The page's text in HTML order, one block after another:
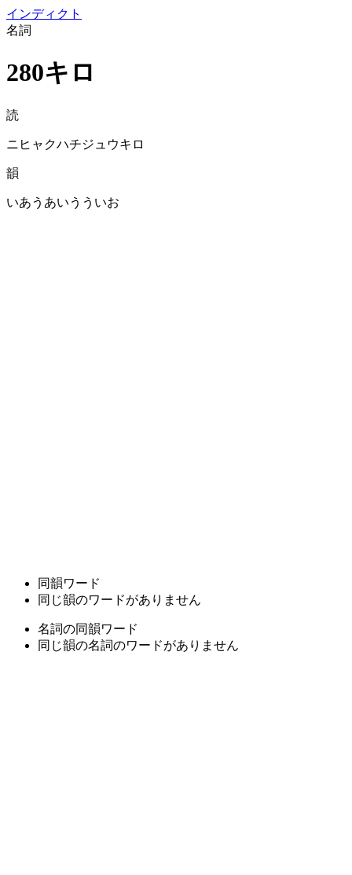
インディクト
名詞
280キロ
読
ニヒャクハチジュウキロ
韻
いあうあいうういお
同韻ワード
同じ韻のワードがありません
名詞の同韻ワード
同じ韻の名詞のワードがありません